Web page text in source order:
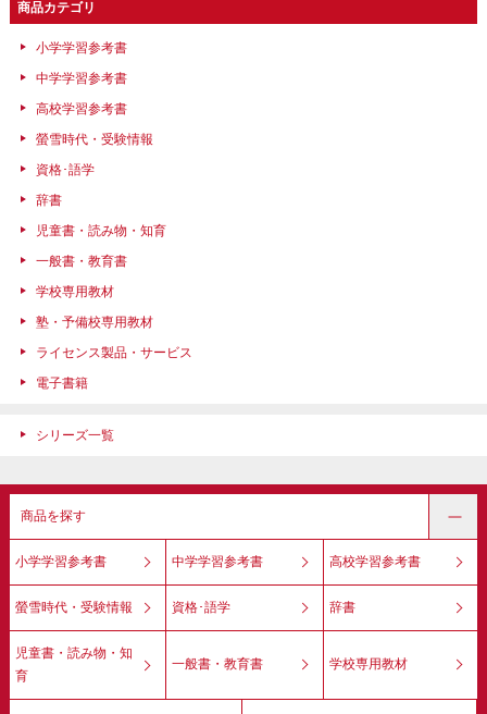
商品カテゴリ
小学学習参考書
中学学習参考書
高校学習参考書
螢雪時代・受験情報
資格･語学
辞書
児童書・読み物・知育
一般書・教育書
学校専用教材
塾・予備校専用教材
ライセンス製品・サービス
電子書籍
シリーズ一覧
商品を探す
小学学習参考書 中学学習参考書 高校学習参考書
螢雪時代・受験情報 資格･語学 辞書
児童書・読み物・知
育
一般書・教育書 学校専用教材